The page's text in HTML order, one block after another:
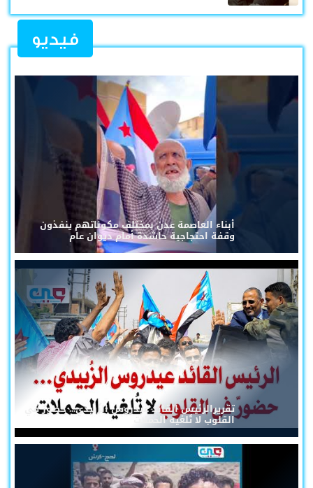
فيديو
أبناء العاصمة عدن بمختلف مكوناتهم ينفذون
وقفة احتجاجية حاشدة أمام ديوان عام
تقريرالرئيس القائد عيدروس الزُبيدي... حضورٌ في
القلوب لا تُلغيه الحملات